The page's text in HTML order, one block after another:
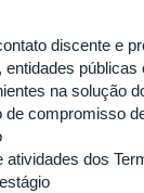
discente e
entidades públicas
na solução
de compromisso
atividades dos